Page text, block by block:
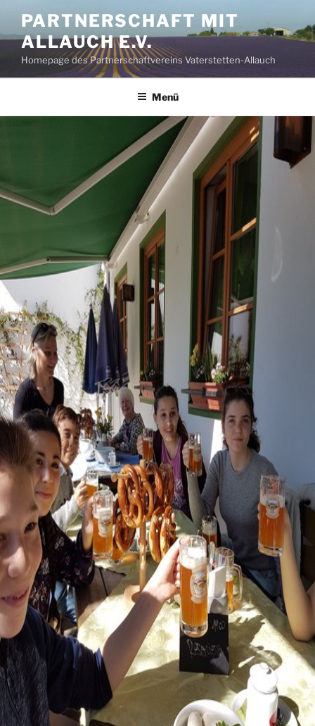
Inhalt
springen
PARTNERSCHAFT MIT
ALLAUCH E.V.
Homepage des Partnerschaftvereins Vaterstetten-Allauch
Menü